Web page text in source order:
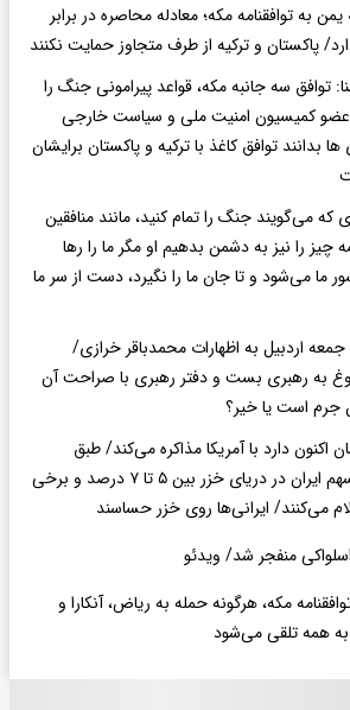
یمن به توافقنامه مکه؛ معادله محاصره در برابر
پاکستان و ترکیه از طرف متجاوز حمایت نکنند
توافق سه جانبه مکه، قواعد پیرامونی جنگ را
کمیسیون امنیت ملی و سیاست خارجی
توافق کاغذ با ترکیه و پاکستان برایشان
که می‌گویند جنگ را تمام کنید، مانند منافقین
چیز را نیز به دشمن بدهیم او مگر ما را رها
ما می‌شود و تا جان ما را نگیرد، دست از سر ما
اردبیل به اظهارات محمدباقر خرازی/
به رهبری بست و دفتر رهبری با صراحت آن
جرم است یا خیر؟
اکنون دارد با آمریکا مذاکره می‌کند/ طبق
محاسبه جدید سهم ایران در دریای خزر بین ۵ تا ۷ درصد و برخی
منفجر شد/ ویدئو
مکه، هرگونه حمله به ریاض، آنکارا و
به همه تلقی می‌شود